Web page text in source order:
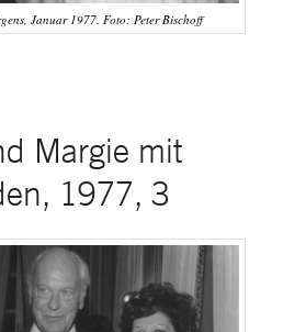
Januar 1977. Foto: Peter Bischoff
Margie mit
1977, 3